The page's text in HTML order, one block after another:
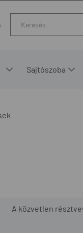
Sajtószoba
A közvetlen